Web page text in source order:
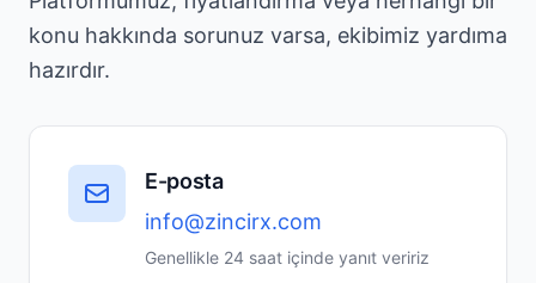
konu hakkında sorunuz varsa, ekibimiz yardıma
hazırdır.
E-posta
info@zincirx.com
Genellikle 24 saat içinde yanıt veririz